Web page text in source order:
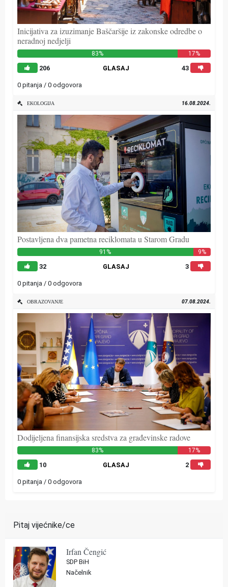
Inicijativa za izuzimanje Baščaršije iz zakonske odredbe o
neradnoj nedjelji
83% 17%
206 GLASAJ 43
0 pitanja / 0 odgovora
EKOLOGIJA 16.08.2024.
Postavljena dva pametna reciklomata u Starom Gradu
91% 9%
32 GLASAJ 3
0 pitanja / 0 odgovora
OBRAZOVANJE 07.08.2024.
Dodijeljena finansijska sredstva za građevinske radove
83% 17%
10 GLASAJ 2
0 pitanja / 0 odgovora
Pitaj vijećnike/ce
Irfan Čengić
SDP BiH
Načelnik